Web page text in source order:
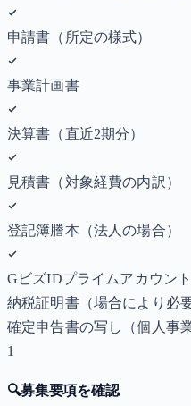
申請書（所定の様式）
事業計画書
決算書（直近2期分）
見積書（対象経費の内訳）
登記簿謄本（法人の場合）
GビズIDプライムアカウント
納税証明書（場合により必要
確定申告書の写し（個人事
1
🔍募集要項を確認